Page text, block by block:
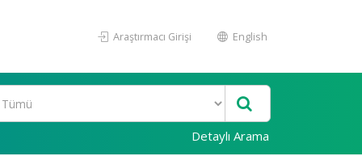
Araştırmacı Girişi English
Detaylı Arama